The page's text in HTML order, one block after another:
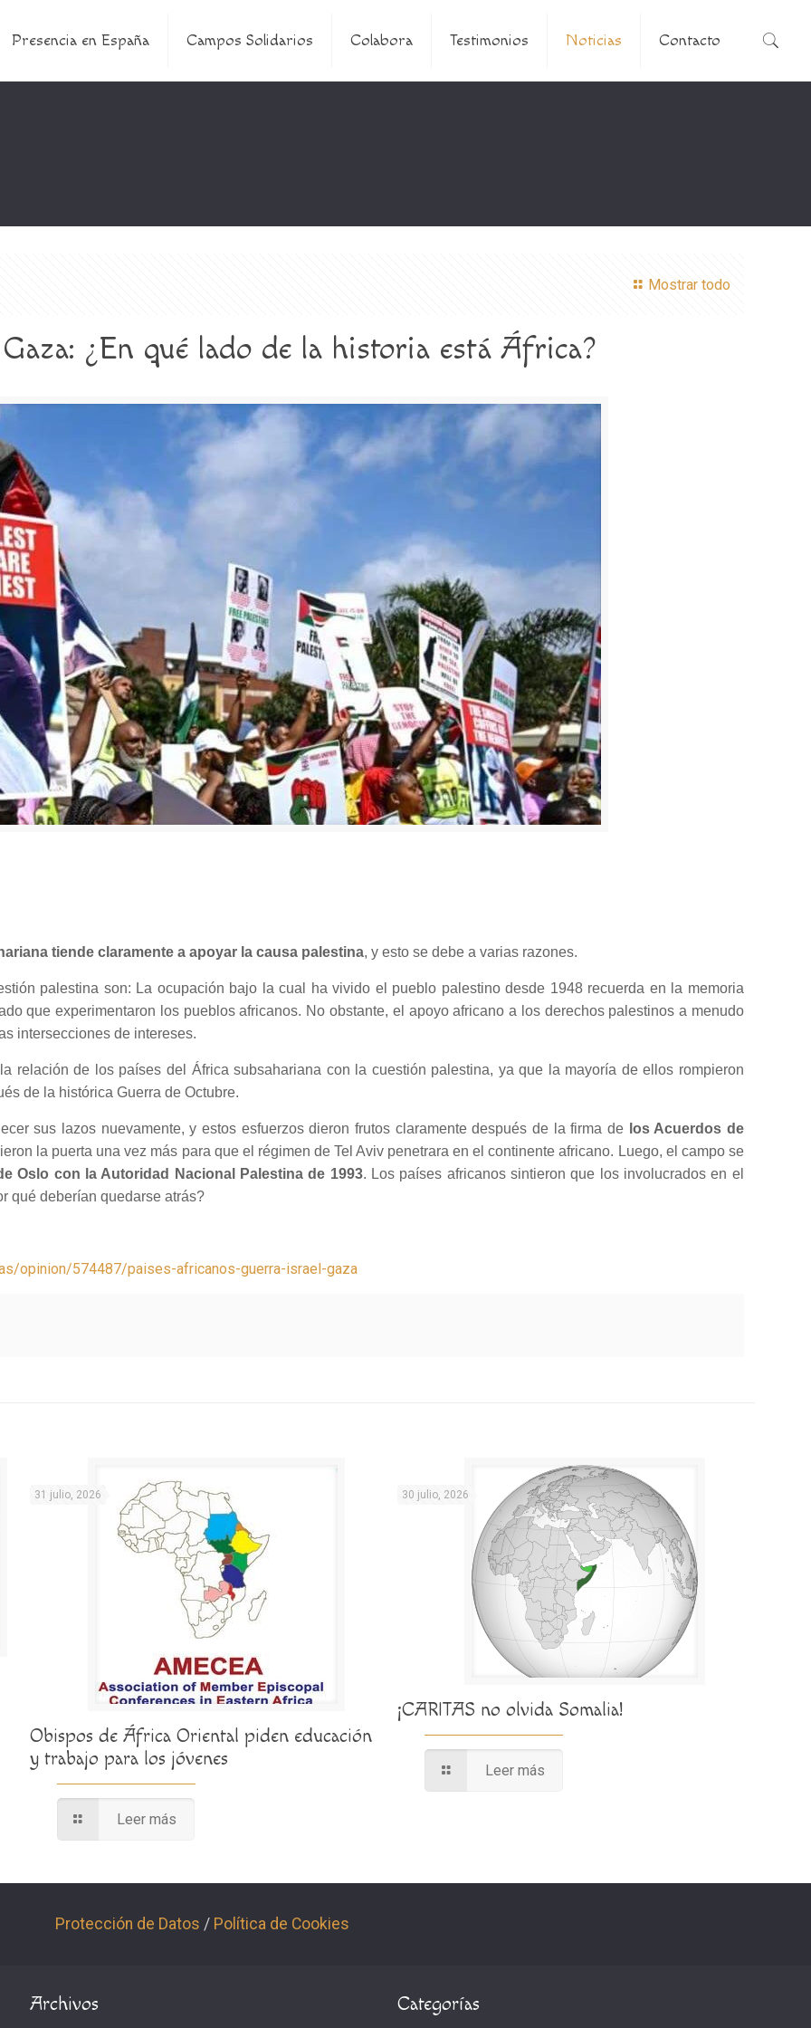
Presencia en España Campos Solidarios Colabora Testimonios Noticias Contacto
Mostrar todo
¿En qué lado de la historia está África?
tiende claramente a apoyar la causa palestina, y esto se debe a varias razones.
palestina son: La ocupación bajo la cual ha vivido el pueblo palestino desde 1948 recuerda en la memoria
que experimentaron los pueblos africanos. No obstante, el apoyo africano a los derechos palestinos a menudo
intersecciones de intereses.
relación de los países del África subsahariana con la cuestión palestina, ya que la mayoría de ellos rompieron
de la histórica Guerra de Octubre.
sus lazos nuevamente, y estos esfuerzos dieron frutos claramente después de la firma de los Acuerdos de
la puerta una vez más para que el régimen de Tel Aviv penetrara en el continente africano. Luego, el campo se
Oslo con la Autoridad Nacional Palestina de 1993. Los países africanos sintieron que los involucrados en el
qué deberían quedarse atrás?
opinion/574487/paises-africanos-guerra-israel-gaza
31 julio, 2026
Obispos de África Oriental piden educación
y trabajo para los jóvenes
Leer más
30 julio, 2026
¡CARITAS no olvida Somalia!
Leer más
Protección de Datos / Política de Cookies
Archivos Categorías